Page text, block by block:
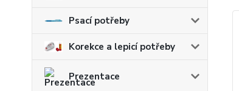
Psací potřeby
Korekce a lepicí potřeby
Prezentace